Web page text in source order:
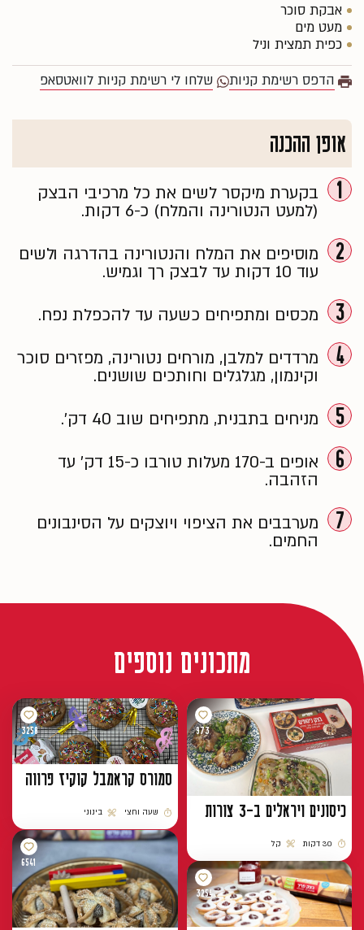
אבקת סוכר
מעט מים
כפית תמצית וניל
הדפס רשימת קניות שלחו לי רשימת קניות לוואטסאפ
אופן ההכנה
1
בקערת מיקסר לשים את כל מרכיבי הבצק
(למעט הנטורינה והמלח) כ-6 דקות.
2
מוסיפים את המלח והנטורינה בהדרגה ולשים
עוד 10 דקות עד לבצק רך וגמיש.
3 מכסים ומתפיחים כשעה עד להכפלת נפח.
4
מרדדים למלבן, מורחים נטורינה, מפזרים סוכר
וקינמון, מגלגלים וחותכים שושנים.
5 מניחים בתבנית, מתפיחים שוב 40 דק׳.
6
אופים ב-170 מעלות טורבו כ-15 דק׳ עד
הזהבה.
7
מערבבים את הציפוי ויוצקים על הסינבונים
החמים.
מתכונים נוספים
973
כיסונים ויראלים ב-3 צורות
זמן הכנה
30 דקות
רמת קושי
קל
3258
סמורס קראמבל קוקיז פרווה
זמן הכנה
שעה וחצי
רמת קושי
בינוני
3254
6541